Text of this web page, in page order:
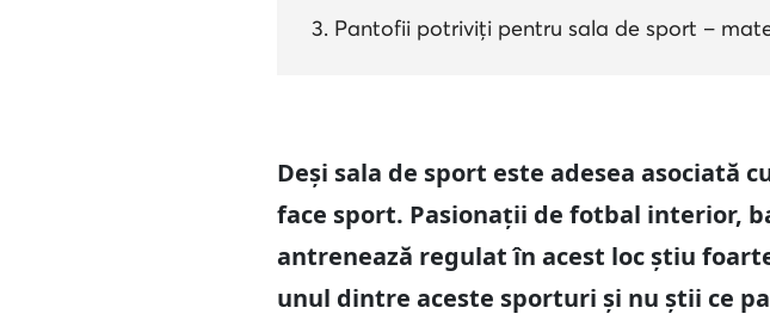
Pantofii potriviți pentru sala de sport –
Deși sala de sport este adesea asociată
face sport. Pasionații de fotbal interior,
antrenează regulat în acest loc știu
unul dintre aceste sporturi și nu știi ce